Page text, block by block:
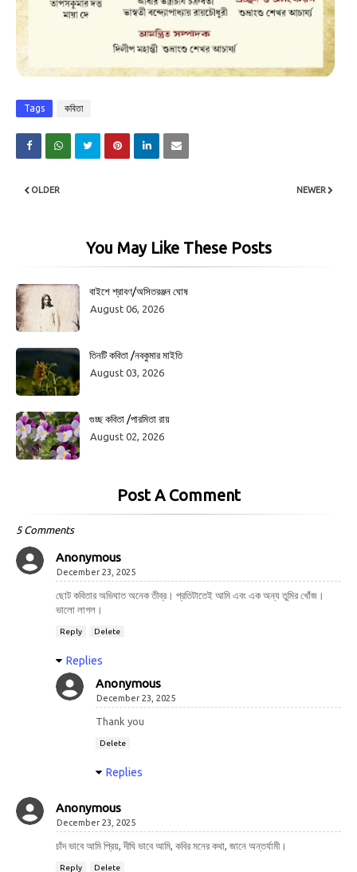
Tags কবিতা
NEWER
OLDER
You May Like These Posts
বাইশে শ্রাবণ/অসিতরঞ্জন ঘোষ
August 06, 2026
তিনটি কবিতা /নবকুমার মাইতি
August 03, 2026
গুচ্ছ কবিতা /পারমিতা রায়
August 02, 2026
Post A Comment
5 Comments
Anonymous
December 23, 2025
ছোট কবিতার অভিঘাত অনেক তীব্র। প্রতিটাতেই আমি এবং এক অন্য তুমির খোঁজ।
ভালো লাগল।
Reply Delete
Replies
Anonymous
December 23, 2025
Thank you
Delete
Replies
Anonymous
December 23, 2025
চাঁদ ভাবে আমি প্রিয়, দীঘি ভাবে আমি, কবির মনের কথা, জানে অন্তর্যামী।
Reply Delete